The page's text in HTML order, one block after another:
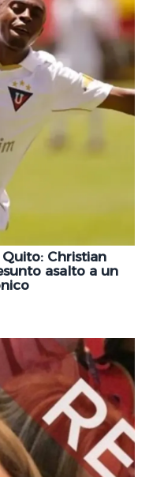
Christian
asalto a un